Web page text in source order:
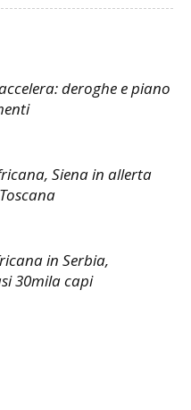
deroghe e piano
Siena in allerta
in Serbia,
30mila capi